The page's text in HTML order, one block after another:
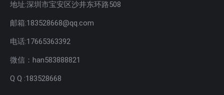
地址:深圳市宝安区沙井东环路508
邮箱:183528668@qq.com
电话:17665363392
微信：han583888821
Q Q :183528668